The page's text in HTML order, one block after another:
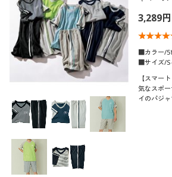
3,289
■カラー/5
■サイズ/S
【スマー
気なスポ
イのパジャ